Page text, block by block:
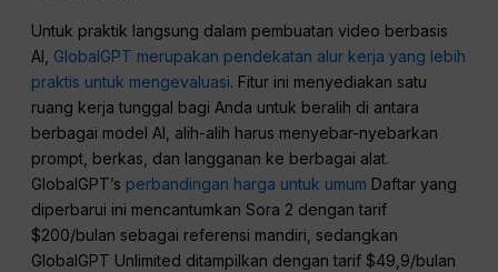
Untuk praktik langsung dalam pembuatan video berbasis
AI, GlobalGPT merupakan pendekatan alur kerja yang lebih
praktis untuk mengevaluasi. Fitur ini menyediakan satu
ruang kerja tunggal bagi Anda untuk beralih di antara
berbagai model AI, alih-alih harus menyebar-nyebarkan
prompt, berkas, dan langganan ke berbagai alat.
GlobalGPT’s perbandingan harga untuk umum Daftar yang
diperbarui ini mencantumkan Sora 2 dengan tarif
$200/bulan sebagai referensi mandiri, sedangkan
GlobalGPT Unlimited ditampilkan dengan tarif $49,9/bulan